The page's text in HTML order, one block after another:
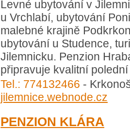
Levné ubytování v
u Vrchlabí, ubytování
malebné krajině
ubytování u Studence,
Jilemnicku. Penzion
připravuje kvalitní
Tel.: 774132466 -
jilemnice.webnode.cz
PENZION KLÁRA